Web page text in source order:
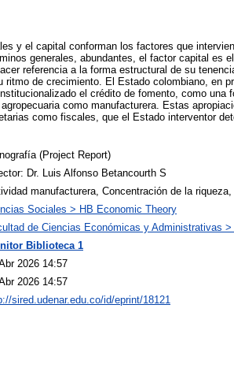
y el capital conforman los factores que
generales, abundantes, el factor capital es
referencia a la forma estructural de su
ritmo de crecimiento. El Estado colombiano, en
el crédito de fomento, como una
como manufacturera. Estas
como fiscales, que el Estado interventor
(Project Report)
Dr. Luis Alfonso Betancourth S
manufacturera, Concentración de la
Sociales > HB Economic Theory
de Ciencias Económicas y Administrativas
Biblioteca 1
2026 14:57
2026 14:57
sired.udenar.edu.co/id/eprint/18121